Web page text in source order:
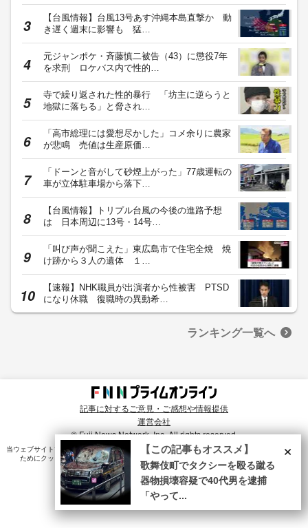
【台風情報】台風13号あす沖縄本島直撃か 動
き遅く週末に影響も 猛…
元ジャンポケ・斉藤慎二被告（43）に懲役7年
を求刑 ロケバス内で性的…
寺で繰り返された性的暴行 「坊主に逆らうと
地獄に落ちる」と脅され…
「高市総理には愛想尽かした」コメ余りに農家
が悲鳴 売値は生産原価…
「ドーンと音がして砂煙上がった」77歳運転の
車が立体駐車場から落下…
【台風情報】トリプル台風の今後の進路予想
は 日本周辺に13号・14号…
「叫び声が聞こえた」東広島市で住宅全焼 焼
け跡から３人の遺体 １…
【速報】NHK職員が出演者から性被害 PTSD
になり休職 復職時の異動希…
ランキング一覧へ
記事に対するご意見・ご感想や情報提供
運営会社
© Fuji News Network, Inc. All rights reserved.
当ウェブサイトでは、ユーザのニーズ・興味・関⼼に合致したコンテンツや広告配信を提供する
ためにクッキーを使⽤しています。詳細は、
プライバシーポリシー をご確認ください。×
【この記事もオススメ】
歌舞伎町でタクシーを殴る蹴る
器物損壊容疑で40代男を逮捕
「やって...